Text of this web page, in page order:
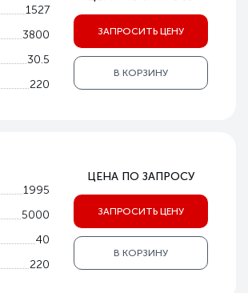
1527
3800
30.5
220
ЗАПРОСИТЬ ЦЕНУ
В КОРЗИНУ
1995
5000
40
220
ЦЕНА ПО ЗАПРОСУ
ЗАПРОСИТЬ ЦЕНУ
В КОРЗИНУ